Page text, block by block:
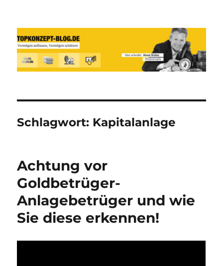
Reich werden und Vermögen
schützen mit Sachwerten-Silber-
Gold-Silbermünzen-Goldmünzen
Schlagwort: Kapitalanlage
Achtung vor
Goldbetrüger-
Anlagebetrüger und wie
Sie diese erkennen!